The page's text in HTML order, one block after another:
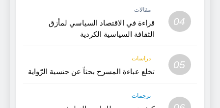
04
مقالات
قراءة في الاقتصاد السياسي لمأزق
الثقافة السياسية الكردية
05
دراسات
تخلع عباءة المسرح بحثاً عن جنسية الرّواية
ترجمات